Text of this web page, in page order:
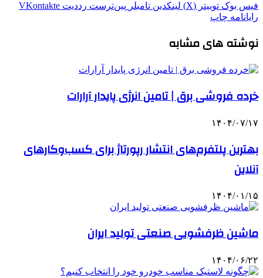
فیس بوک توییتر (X) لینکدین ‫تامبلر ‫پین‌ترست ‫رددیت ‫VKontakte
رایانامه چاپ
نوشته های مشابه
خرده فروشی برق | تامین انرژی پایدار آرارات
۱۴۰۴/۰۷/۱۷
بهترین پلتفرم‌های انتشار رپورتاژ برای کسب‌وکارهای
آنلاین
۱۴۰۴/۰۱/۱۵
ماشین ظرفشویی صنعتی تولید ایران
۱۴۰۴/۰۶/۲۲